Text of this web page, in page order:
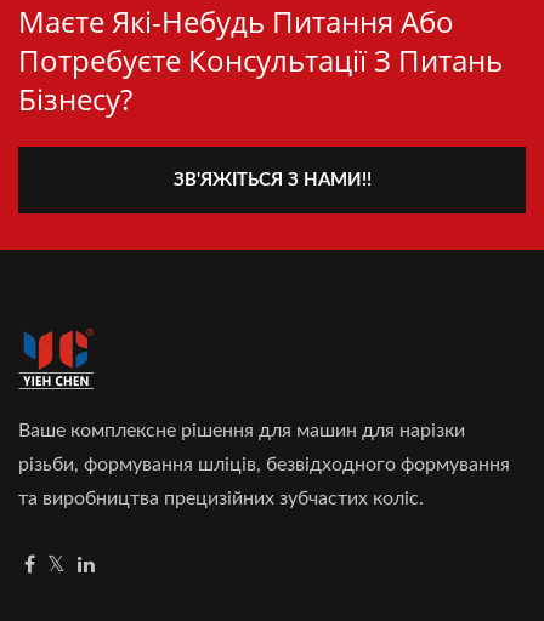
Маєте Які-Небудь Питання Або
Потребуєте Консультації З Питань
Бізнесу?
ЗВ'ЯЖІТЬСЯ З НАМИ!!
Ваше комплексне рішення для машин для нарізки
різьби, формування шліців, безвідходного формування
та виробництва прецизійних зубчастих коліс.